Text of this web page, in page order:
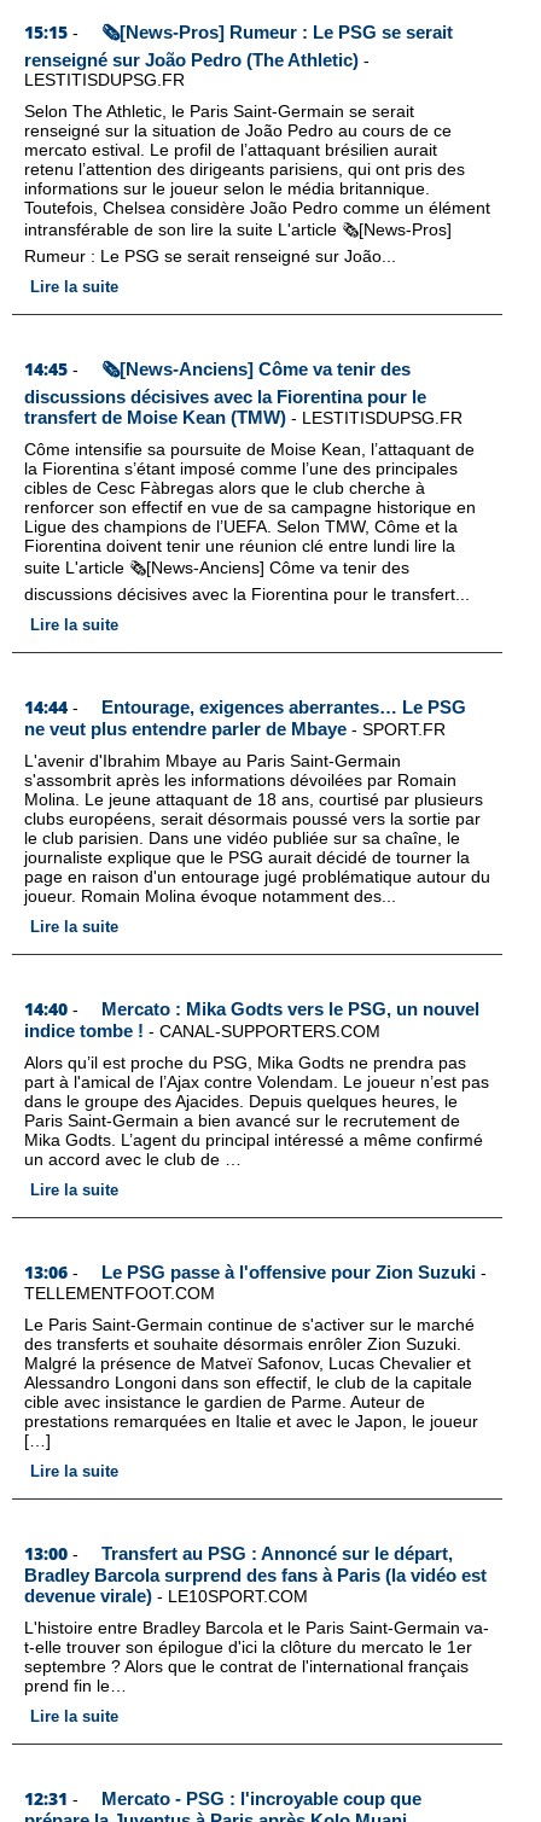
15:15 -
🗞️[News-Pros] Rumeur : Le PSG se serait
renseigné sur João Pedro (The Athletic) -
LESTITISDUPSG.FR
Selon The Athletic, le Paris Saint-Germain se serait
renseigné sur la situation de João Pedro au cours de ce
mercato estival. Le profil de l’attaquant brésilien aurait
retenu l’attention des dirigeants parisiens, qui ont pris des
informations sur le joueur selon le média britannique.
Toutefois, Chelsea considère João Pedro comme un élément
intransférable de son lire la suite L'article 🗞️[News-Pros]
Rumeur : Le PSG se serait renseigné sur João...
Lire la suite
14:45 -
🗞️[News-Anciens] Côme va tenir des
discussions décisives avec la Fiorentina pour le
transfert de Moise Kean (TMW) - LESTITISDUPSG.FR
Côme intensifie sa poursuite de Moise Kean, l’attaquant de
la Fiorentina s’étant imposé comme l’une des principales
cibles de Cesc Fàbregas alors que le club cherche à
renforcer son effectif en vue de sa campagne historique en
Ligue des champions de l’UEFA. Selon TMW, Côme et la
Fiorentina doivent tenir une réunion clé entre lundi lire la
suite L'article 🗞️[News-Anciens] Côme va tenir des
discussions décisives avec la Fiorentina pour le transfert...
Lire la suite
14:44 -
Entourage, exigences aberrantes… Le PSG
ne veut plus entendre parler de Mbaye - SPORT.FR
L'avenir d'Ibrahim Mbaye au Paris Saint-Germain
s'assombrit après les informations dévoilées par Romain
Molina. Le jeune attaquant de 18 ans, courtisé par plusieurs
clubs européens, serait désormais poussé vers la sortie par
le club parisien. Dans une vidéo publiée sur sa chaîne, le
journaliste explique que le PSG aurait décidé de tourner la
page en raison d'un entourage jugé problématique autour du
joueur. Romain Molina évoque notamment des...
Lire la suite
14:40 -
Mercato : Mika Godts vers le PSG, un nouvel
indice tombe ! - CANAL-SUPPORTERS.COM
Alors qu’il est proche du PSG, Mika Godts ne prendra pas
part à l'amical de l’Ajax contre Volendam. Le joueur n’est pas
dans le groupe des Ajacides. Depuis quelques heures, le
Paris Saint-Germain a bien avancé sur le recrutement de
Mika Godts. L’agent du principal intéressé a même confirmé
un accord avec le club de …
Lire la suite
13:06 - Le PSG passe à l'offensive pour Zion Suzuki -
TELLEMENTFOOT.COM
Le Paris Saint-Germain continue de s'activer sur le marché
des transferts et souhaite désormais enrôler Zion Suzuki.
Malgré la présence de Matveï Safonov, Lucas Chevalier et
Alessandro Longoni dans son effectif, le club de la capitale
cible avec insistance le gardien de Parme. Auteur de
prestations remarquées en Italie et avec le Japon, le joueur
[…]
Lire la suite
13:00 -
Transfert au PSG : Annoncé sur le départ,
Bradley Barcola surprend des fans à Paris (la vidéo est
devenue virale) - LE10SPORT.COM
L'histoire entre Bradley Barcola et le Paris Saint-Germain va-
t-elle trouver son épilogue d'ici la clôture du mercato le 1er
septembre ? Alors que le contrat de l'international français
prend fin le…
Lire la suite
12:31 -
Mercato - PSG : l'incroyable coup que